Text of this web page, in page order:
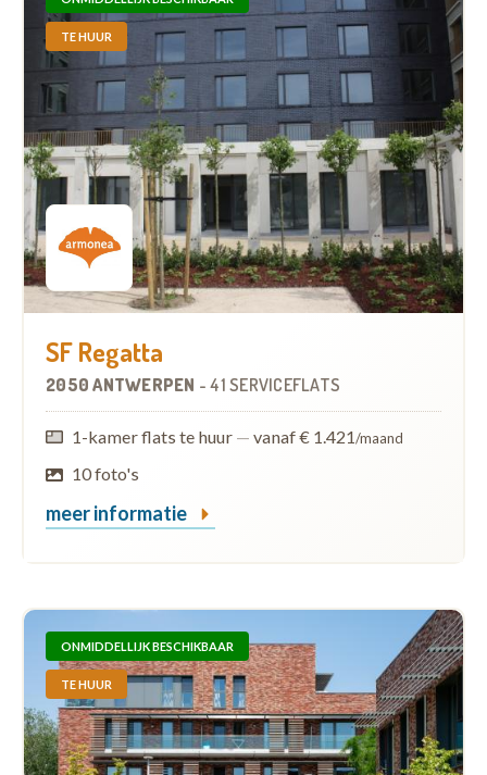
TE HUUR
SF Regatta
2050 ANTWERPEN -41 SERVICEFLATS
1-kamer flats te huur — vanaf € 1.421/maand
10 foto's
meer informatie
ONMIDDELLIJK BESCHIKBAAR
TE HUUR